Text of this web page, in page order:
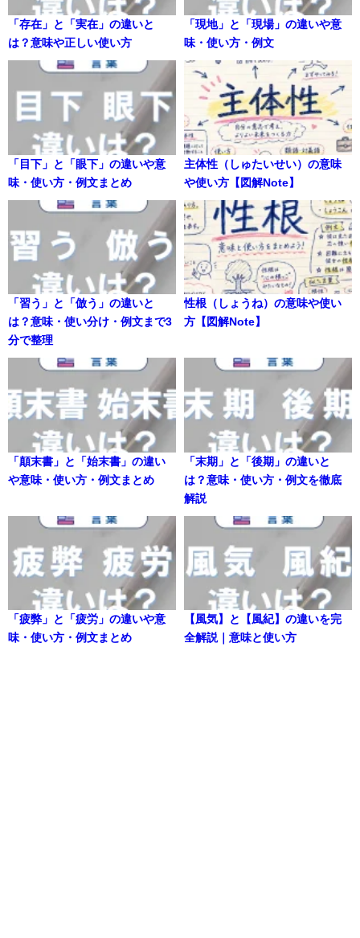
「存在」と「実在」の違いと
は？意味や正しい使い方
「現地」と「現場」の違いや意
味・使い方・例文
「目下」と「眼下」の違いや意
味・使い方・例文まとめ
主体性（しゅたいせい）の意味
や使い方【図解Note】
「習う」と「倣う」の違いと
は？意味・使い分け・例文まで3
分で整理
性根（しょうね）の意味や使い
方【図解Note】
「顛末書」と「始末書」の違い
や意味・使い方・例文まとめ
「末期」と「後期」の違いと
は？意味・使い方・例文を徹底
解説
「疲弊」と「疲労」の違いや意
味・使い方・例文まとめ
【風気】と【風紀】の違いを完
全解説｜意味と使い方